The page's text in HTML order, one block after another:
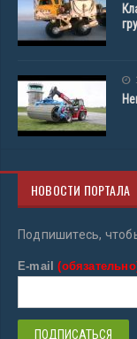
НОВОСТИ ПОРТАЛА
Подпишитесь,
E-mail